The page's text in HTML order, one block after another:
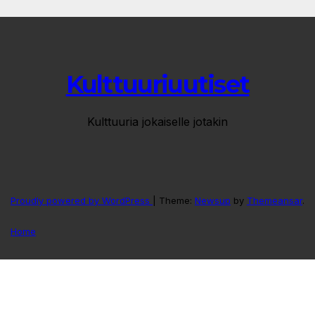
Kulttuuriuutiset
Kulttuuria jokaiselle jotakin
Proudly powered by WordPress Theme: Newsup by Themeansar.
Home